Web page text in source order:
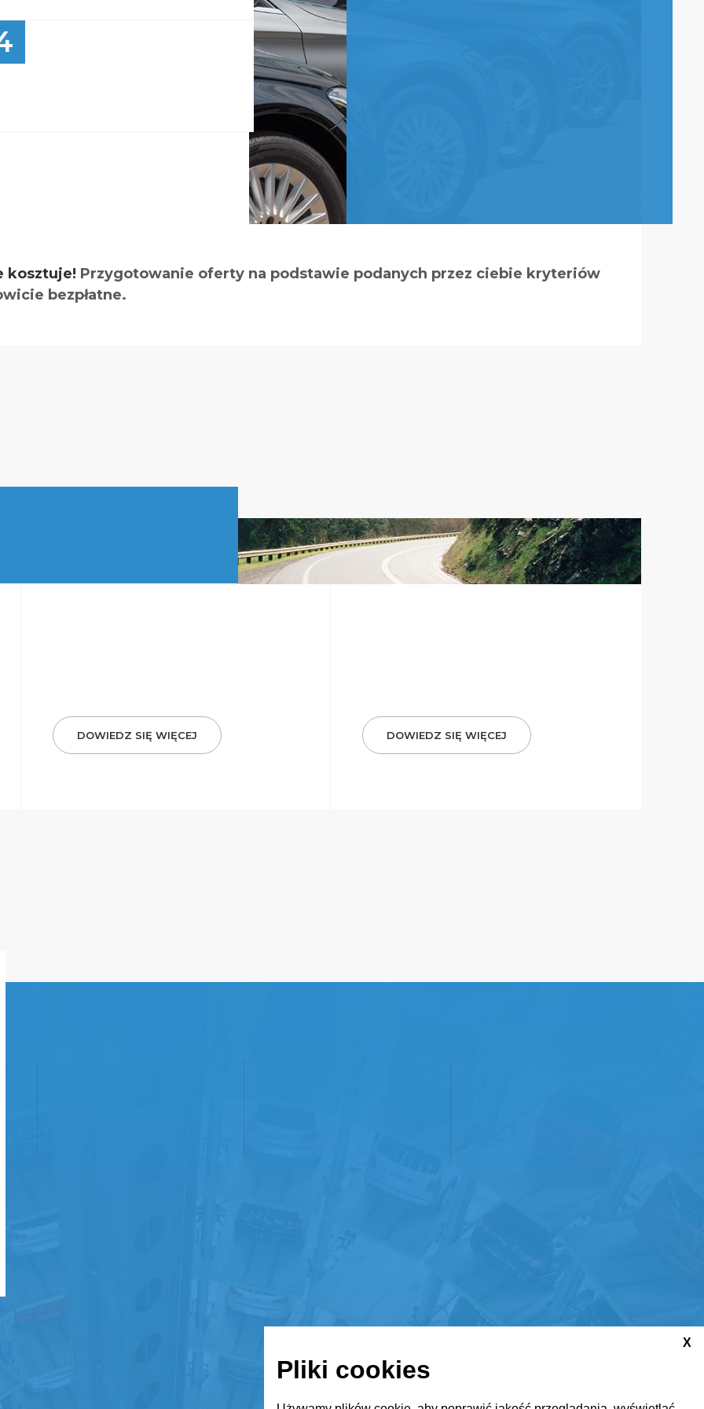
kosztuje! Przygotowanie oferty na podstawie podanych przez ciebie kryteriów
bezpłatne.
DOWIEDZ SIĘ WIĘCEJ DOWIEDZ SIĘ WIĘCEJ
X
Pliki cookies